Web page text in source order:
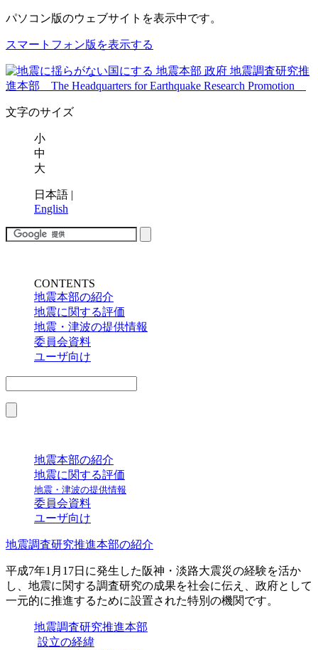
パソコン版のウェブサイトを表示中です。
スマートフォン版を表示する
文字のサイズ
小
中
大
日本語 |
English
CONTENTS
地震本部の紹介
地震に関する評価
地震・津波の提供情報
委員会資料
ユーザ向け
地震本部の紹介
地震に関する評価
地震・津波の提供情報
委員会資料
ユーザ向け
地震調査研究推進本部の紹介
平成7年1月17日に発生した阪神・淡路大震災の経験を活か
し、地震に関する調査研究の成果を社会に伝え、政府として
一元的に推進するために設置された特別の機関です。
地震調査研究推進本部
設立の経緯